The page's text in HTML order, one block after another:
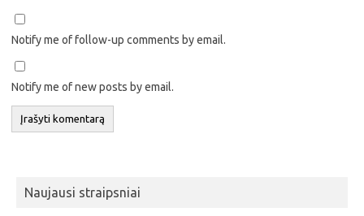
Notify me of follow-up comments by email.
Notify me of new posts by email.
Naujausi straipsniai